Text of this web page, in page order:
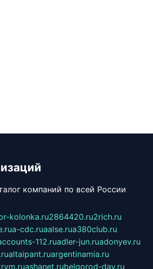
компаний по всей России
kolonka.ru2864420.ru2rich.ru
a-cdc.ruaalse.rua380club.ru
112.ruadler-jun.ruadonyev.ru
altaipant.ruargentinamia.ru
ashanet.rubelgorod-day.ru